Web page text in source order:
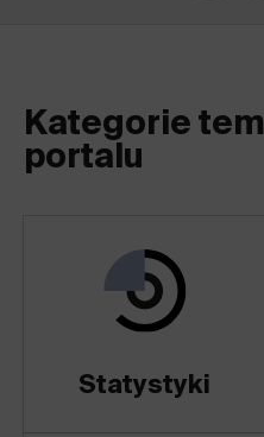
Kategorie
portalu
Statystyki